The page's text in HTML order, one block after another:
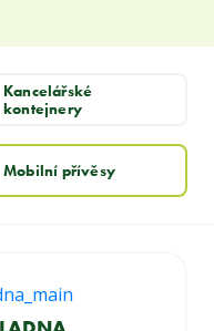
Kancelářské
kontejnery
Mobilní přívěsy